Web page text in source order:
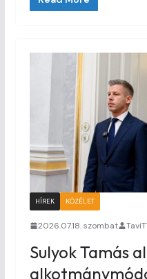
HÍREK KÖZÉLET
2026.07.18. szombat
Sulyok Tamás